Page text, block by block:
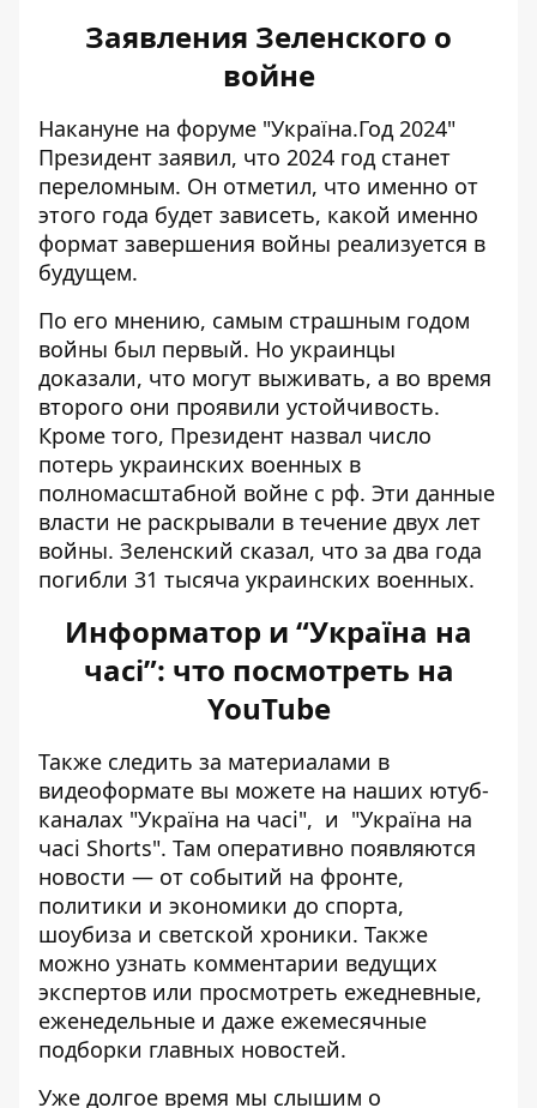
Заявления Зеленского о
войне
Накануне на форуме "Україна.Год 2024"
Президент заявил, что 2024 год станет
переломным. Он отметил, что именно от
этого года будет зависеть, какой именно
формат завершения войны реализуется в
будущем.
По его мнению, самым страшным годом
войны был первый. Но украинцы
доказали, что могут выживать, а во время
второго они проявили устойчивость.
Кроме того, Президент назвал число
потерь украинских военных в
полномасштабной войне с рф. Эти данные
власти не раскрывали в течение двух лет
войны. Зеленский сказал, что за два года
погибли 31 тысяча украинских военных.
Информатор и “Україна на
часі”: что посмотреть на
YouTube
Также следить за материалами в
видеоформате вы можете на наших ютуб-
каналах "Україна на часі", и "Україна на
часі Shorts". Там оперативно появляются
новости — от событий на фронте,
политики и экономики до спорта,
шоубиза и светской хроники. Также
можно узнать комментарии ведущих
экспертов или просмотреть ежедневные,
еженедельные и даже ежемесячные
подборки главных новостей.
Уже долгое время мы слышим о